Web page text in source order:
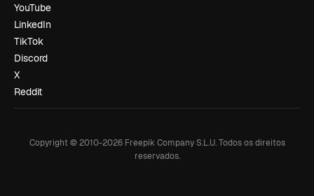
YouTube
LinkedIn
TikTok
Discord
X
Reddit
Copyright © 2010-2026Freepik Company S.L.U. Todos os direitos
reservados.